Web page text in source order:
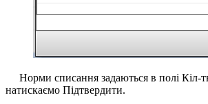
Норми списання задаються в полі Кіл-
натискаємо Підтвердити.